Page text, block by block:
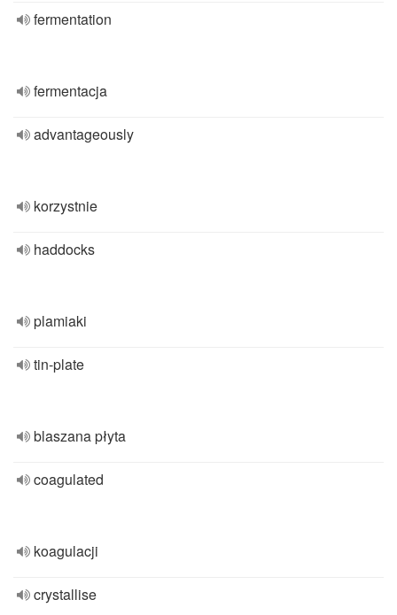
fermentation
fermentacja
advantageously
korzystnie
haddocks
plamiaki
tin-plate
blaszana płyta
coagulated
koagulacji
crystallise